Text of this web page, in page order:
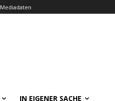
Mediadaten
IN EIGENER SACHE